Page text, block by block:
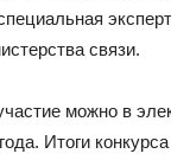
связи.
можно в
Итоги